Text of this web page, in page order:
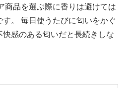
商品を選ぶ際に香りは避けては
。 毎日使うたびに匂いをかぐ
快感のある匂いだと長続きしな